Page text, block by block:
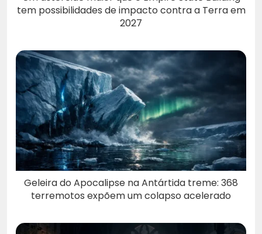
tem possibilidades de impacto contra a Terra em
2027
Geleira do Apocalipse na Antártida treme: 368
terremotos expõem um colapso acelerado